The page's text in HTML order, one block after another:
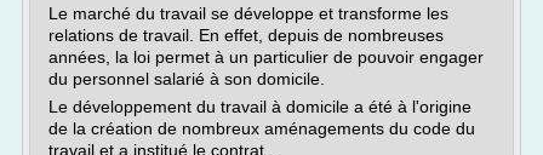
Le marché du travail se développe et transforme les
relations de travail. En effet, depuis de nombreuses
années, la loi permet à un particulier de pouvoir engager
du personnel salarié à son domicile.
Le développement du travail à domicile a été à l'origine
de la création de nombreux aménagements du code du
travail et a institué le contrat...